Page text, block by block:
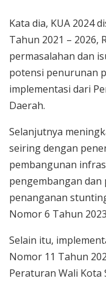
Kata dia, KUA 2024
Tahun 2021 – 2026,
permasalahan dan
potensi penurunan
implementasi dari
Daerah.
Selanjutnya
seiring dengan
pembangunan
pengembangan dan
penanganan
Nomor 6 Tahun
Selain itu,
Nomor 11 Tahun
Peraturan Wali